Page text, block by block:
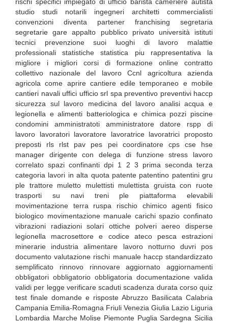
studio studi notarili ingegneri architetti commercialisti
convenzioni diventa partener franchising segretaria
segretarie gare appalto pubblico privato università istituti
tecnici prevenzione suoi luoghi di lavoro malattie
professionali statistiche statistica piu rappresentativa la
migliore i migliori corsi di formazione online contratto
collettivo nazionale del lavoro Ccnl agricoltura azienda
agricola come aprire cantiere edile temporaneo e mobile
cantieri navali uffici ufficio srl spa preventivo preventivi haccp
sicurezza sul lavoro medicina del lavoro analisi acqua e
legionella e alimenti batteriologica e chimica pozzi piscine
condomini amministratoti amministratore datore rspp di
lavoro lavoratori lavoratore lavoratrice lavoratrici proposto
preposti rls rlst pav pes pei coordinatore cps cse hse
manager dirigente con delega di funzione stress lavoro
correlato spazi confinanti dpi 1 2 3 prima seconda terza
categoria lavori in alta quota patente patentino patentini gru
ple trattore muletto mulettisti mulettista gruista con ruote
trasporti su navi treni ple piattaforma elevabili
movimentazione terra ruspa rischio chimico agenti fisico
biologico movimentazione manuale carichi spazio confinato
vibrazioni radiazioni solari ottiche polveri aereo disperse
legionella macrosettore e codice ateco pesca estrazioni
minerarie industria alimentare lavoro notturno duvri pos
documento valutazione rischi manuale haccp standardizzato
semplificato rinnovo rinnovare aggiornato aggiornamenti
obbligatori obbligatorio obbligatoria documentazione valida
validi per legge verificare scaduti scadenza durata corso quiz
test finale domande e risposte Abruzzo Basilicata Calabria
Campania Emilia-Romagna Friuli Venezia Giulia Lazio Liguria
Lombardia Marche Molise Piemonte Puglia Sardegna Sicilia